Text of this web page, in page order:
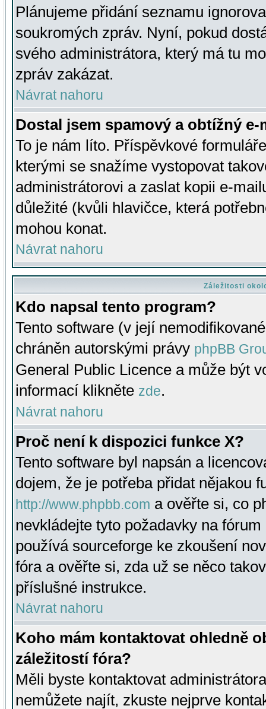
Plánujeme přidání seznamu
soukromých zpráv. Nyní, pokud
svého administrátora, který má tu
zpráv zakázat.
Návrat nahoru
Dostal jsem spamový a obtížný
To je nám líto. Příspěvkové
kterými se snažíme vystopovat
administrátorovi a zaslat kopii e-
důležité (kvůli hlavičce, která
mohou konat.
Návrat nahoru
Záležitosti
Kdo napsal tento program?
Tento software (v její
chráněn autorskými právy phpBB
General Public Licence a může být
informací klikněte zde.
Návrat nahoru
Proč není k dispozici funkce X?
Tento software byl napsán a
dojem, že je potřeba přidat nějakou
http://www.phpbb.com a ověřte si, co
nevkládejte tyto požadavky na
používá sourceforge ke zkoušení
fóra a ověřte si, zda už se něco
příslušné instrukce.
Návrat nahoru
Koho mám kontaktovat ohledně
záležitostí fóra?
Měli byste kontaktovat
nemůžete najít, zkuste nejprve